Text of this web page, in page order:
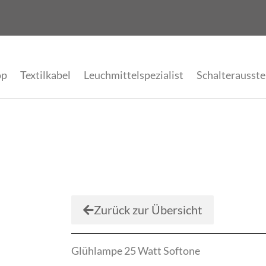
Textilkabel Leuchmittelspezialist
Zurück zur Übersicht
Glühlampe 25 Watt Softone